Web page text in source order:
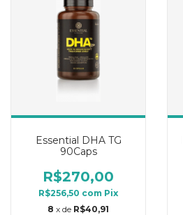
Essential DHA TG
90Caps
R$270,00
R$256,50 com Pix
8 x de R$40,91